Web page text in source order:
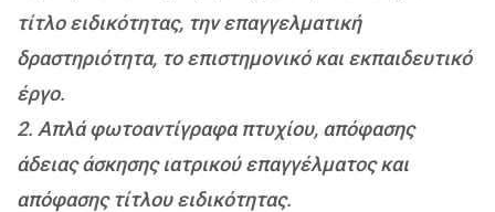
τίτλο ειδικότητας, την επαγγελματική
δραστηριότητα, το επιστημονικό και εκπαιδευτικό
έργο.
2. Απλά φωτοαντίγραφα πτυχίου, απόφασης
άδειας άσκησης ιατρικού επαγγέλματος και
απόφασης τίτλου ειδικότητας.